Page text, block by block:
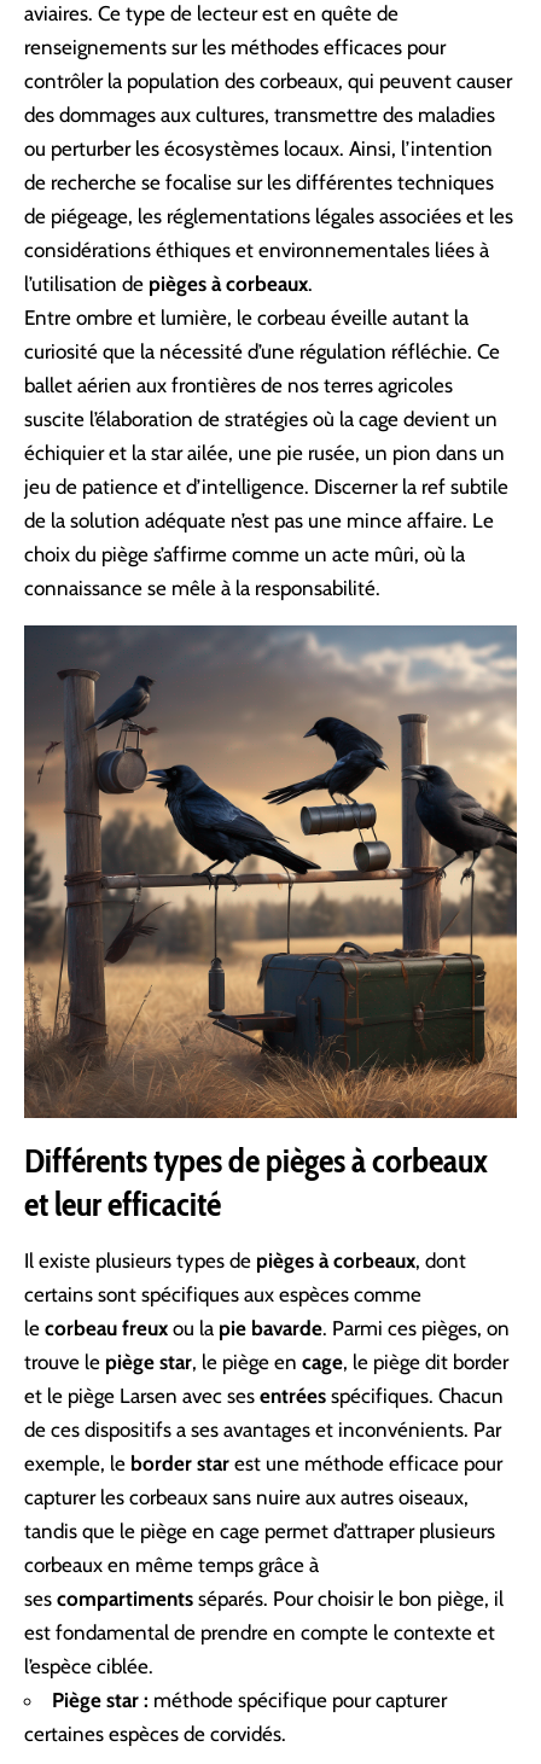
aviaires. Ce type de lecteur est en quête de
renseignements sur les méthodes efficaces pour
contrôler la population des corbeaux, qui peuvent causer
des dommages aux cultures, transmettre des maladies
ou perturber les écosystèmes locaux. Ainsi, l’intention
de recherche se focalise sur les différentes techniques
de piégeage, les réglementations légales associées et les
considérations éthiques et environnementales liées à
l’utilisation de pièges à corbeaux.
Entre ombre et lumière, le corbeau éveille autant la
curiosité que la nécessité d’une régulation réfléchie. Ce
ballet aérien aux frontières de nos terres agricoles
suscite l’élaboration de stratégies où la cage devient un
échiquier et la star ailée, une pie rusée, un pion dans un
jeu de patience et d’intelligence. Discerner la ref subtile
de la solution adéquate n’est pas une mince affaire. Le
choix du piège s’affirme comme un acte mûri, où la
connaissance se mêle à la responsabilité.
Différents types de pièges à corbeaux
et leur efficacité
Il existe plusieurs types de pièges à corbeaux, dont
certains sont spécifiques aux espèces comme
le corbeau freux ou la pie bavarde. Parmi ces pièges, on
trouve le piège star, le piège en cage, le piège dit border
et le piège Larsen avec ses entrées spécifiques. Chacun
de ces dispositifs a ses avantages et inconvénients. Par
exemple, le border star est une méthode efficace pour
capturer les corbeaux sans nuire aux autres oiseaux,
tandis que le piège en cage permet d’attraper plusieurs
corbeaux en même temps grâce à
ses compartiments séparés. Pour choisir le bon piège, il
est fondamental de prendre en compte le contexte et
l’espèce ciblée.
Piège star : méthode spécifique pour capturer
certaines espèces de corvidés.